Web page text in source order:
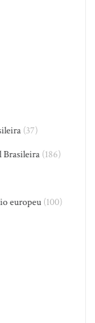
(37)
Brasileira (186)
europeu(100)